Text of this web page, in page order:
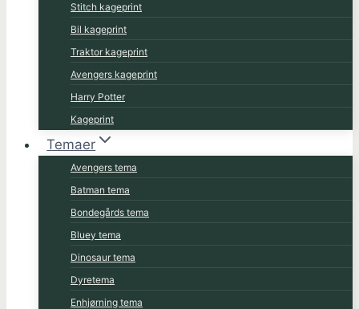
Stitch kageprint
Bil kageprint
Traktor kageprint
Avengers kageprint
Harry Potter
Kageprint
Temaer
Avengers tema
Batman tema
Bondegårds tema
Bluey tema
Dinosaur tema
Dyretema
Enhjørning tema